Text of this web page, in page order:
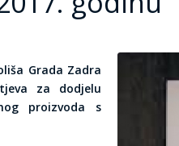
Grada Zadra
za dodjelu
proizvoda s